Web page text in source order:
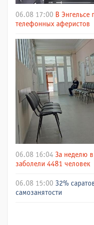
06.08 17:00 В Энгельсе
телефонных аферистов
06.08 16:04 За неделю
заболели 4481 человек
06.08 15:00 32%
самозанятости